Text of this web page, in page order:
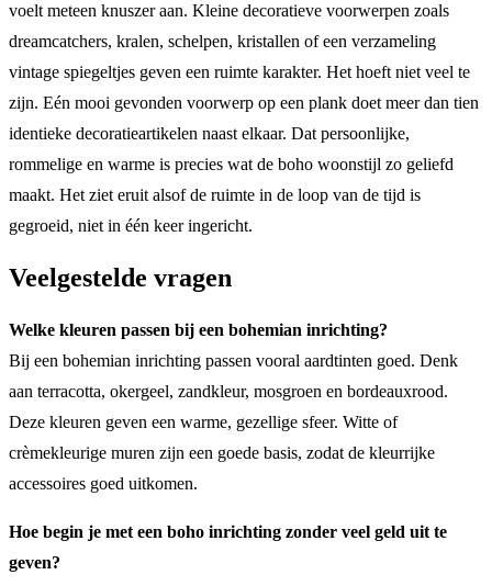
voelt meteen knuszer aan. Kleine decoratieve voorwerpen zoals
dreamcatchers, kralen, schelpen, kristallen of een verzameling
vintage spiegeltjes geven een ruimte karakter. Het hoeft niet veel te
zijn. Eén mooi gevonden voorwerp op een plank doet meer dan tien
identieke decoratieartikelen naast elkaar. Dat persoonlijke,
rommelige en warme is precies wat de boho woonstijl zo geliefd
maakt. Het ziet eruit alsof de ruimte in de loop van de tijd is
gegroeid, niet in één keer ingericht.
Veelgestelde vragen
Welke kleuren passen bij een bohemian inrichting?
Bij een bohemian inrichting passen vooral aardtinten goed. Denk
aan terracotta, okergeel, zandkleur, mosgroen en bordeauxrood.
Deze kleuren geven een warme, gezellige sfeer. Witte of
crèmekleurige muren zijn een goede basis, zodat de kleurrijke
accessoires goed uitkomen.
Hoe begin je met een boho inrichting zonder veel geld uit te
geven?